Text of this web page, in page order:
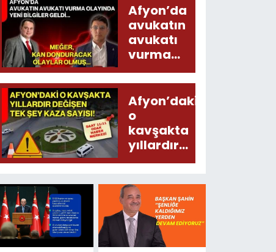
Afyon’da
avukatın
avukatı
vurma
olayında
yeni bilgiler
geldi...
Meğer, kan
donduracak
olaylar
olmuş...
Afyon’daki
o
kavşakta
yıllardır
değişen
kaza
sayısı!